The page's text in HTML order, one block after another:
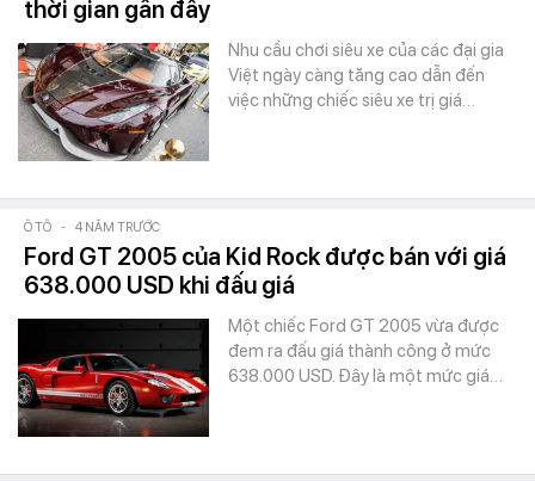
thời gian gần đây
Nhu cầu chơi siêu xe của các đại gia
Việt ngày càng tăng cao dẫn đến
việc những chiếc siêu xe trị giá…
Ô TÔ - 4 NĂM TRƯỚC
Ford GT 2005 của Kid Rock được bán với giá
638.000 USD khi đấu giá
Một chiếc Ford GT 2005 vừa được
đem ra đấu giá thành công ở mức
638.000 USD. Đây là một mức giá…